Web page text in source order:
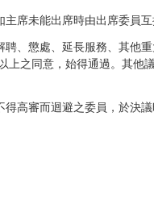
席未能出席時由出席委員互
、懲處、延長服務、其他
之同意，始得通過。其他
高審而迴避之委員，於決